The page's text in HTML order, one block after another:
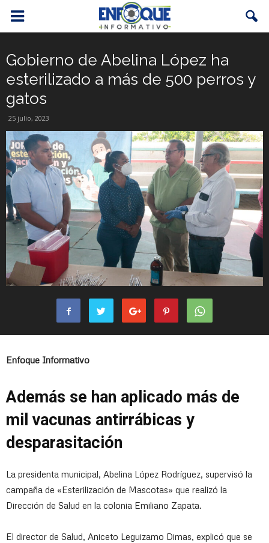
Gobierno de Abelina López ha
esterilizado a más de 500 perros y
gatos
25 julio, 2023
Enfoque Informativo
Además se han aplicado más de
mil vacunas antirrábicas y
desparasitación
La presidenta municipal, Abelina López Rodríguez, supervisó la
campaña de «Esterilización de Mascotas» que realizó la
Dirección de Salud en la colonia Emiliano Zapata.
El director de Salud, Aniceto Leguizamo Dimas, explicó que se